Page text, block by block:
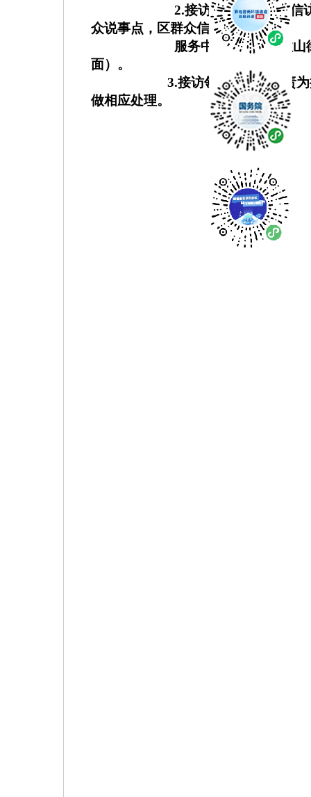
2.接访地点：区群众信
众说事点，区群众信访
服务中心地址为天柱
面）。
3.接访领导的工作职责
做相应处理。